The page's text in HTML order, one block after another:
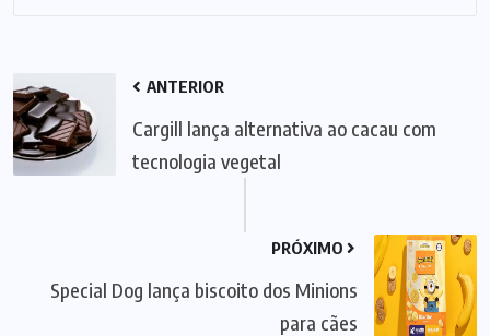
ANTERIOR
Cargill lança alternativa ao cacau com
tecnologia vegetal
PRÓXIMO
Special Dog lança biscoito dos Minions
para cães